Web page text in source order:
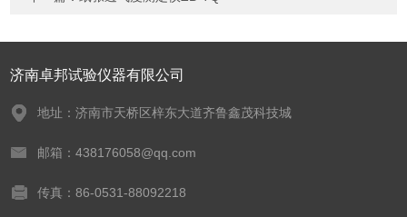
济南卓邦试验仪器有限公司
地址：济南市天桥区梓东大道齐鲁鑫茂科技城
邮箱：438176058@qq.com
传真：86-0531-88092218